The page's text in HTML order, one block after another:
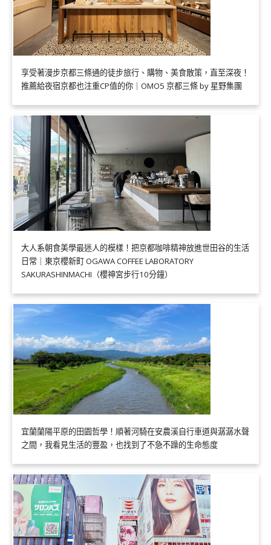
享受著漫步京都三條通的徒步旅行、購物、美食散策，直至深夜！
推薦給夜宿京都也注重CP值的你｜OMO5 京都三條 by 星野集團
大人系朝食美學最迷人的模樣！把京都咖啡精神放進世田谷的生活
日常｜東京櫻新町 OGAWA COFFEE LABORATORY
SAKURASHINMACHI（櫻神宮步行10分鐘）
宜蘭蘭陽平原的田園哲學！順著河騎在安農溪自行車道與潺潺水聲
之間，我看見生活的豐盈，也找到了不急不躁的生命態度